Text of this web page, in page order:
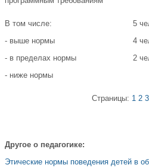
В том числе:
- выше нормы
- в пределах нормы
- ниже нормы
5
4
2
Страницы: 1 2 3
Другое о педагогике:
Этические нормы поведения детей в